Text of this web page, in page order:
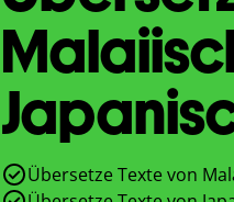
Übersetze Texte von